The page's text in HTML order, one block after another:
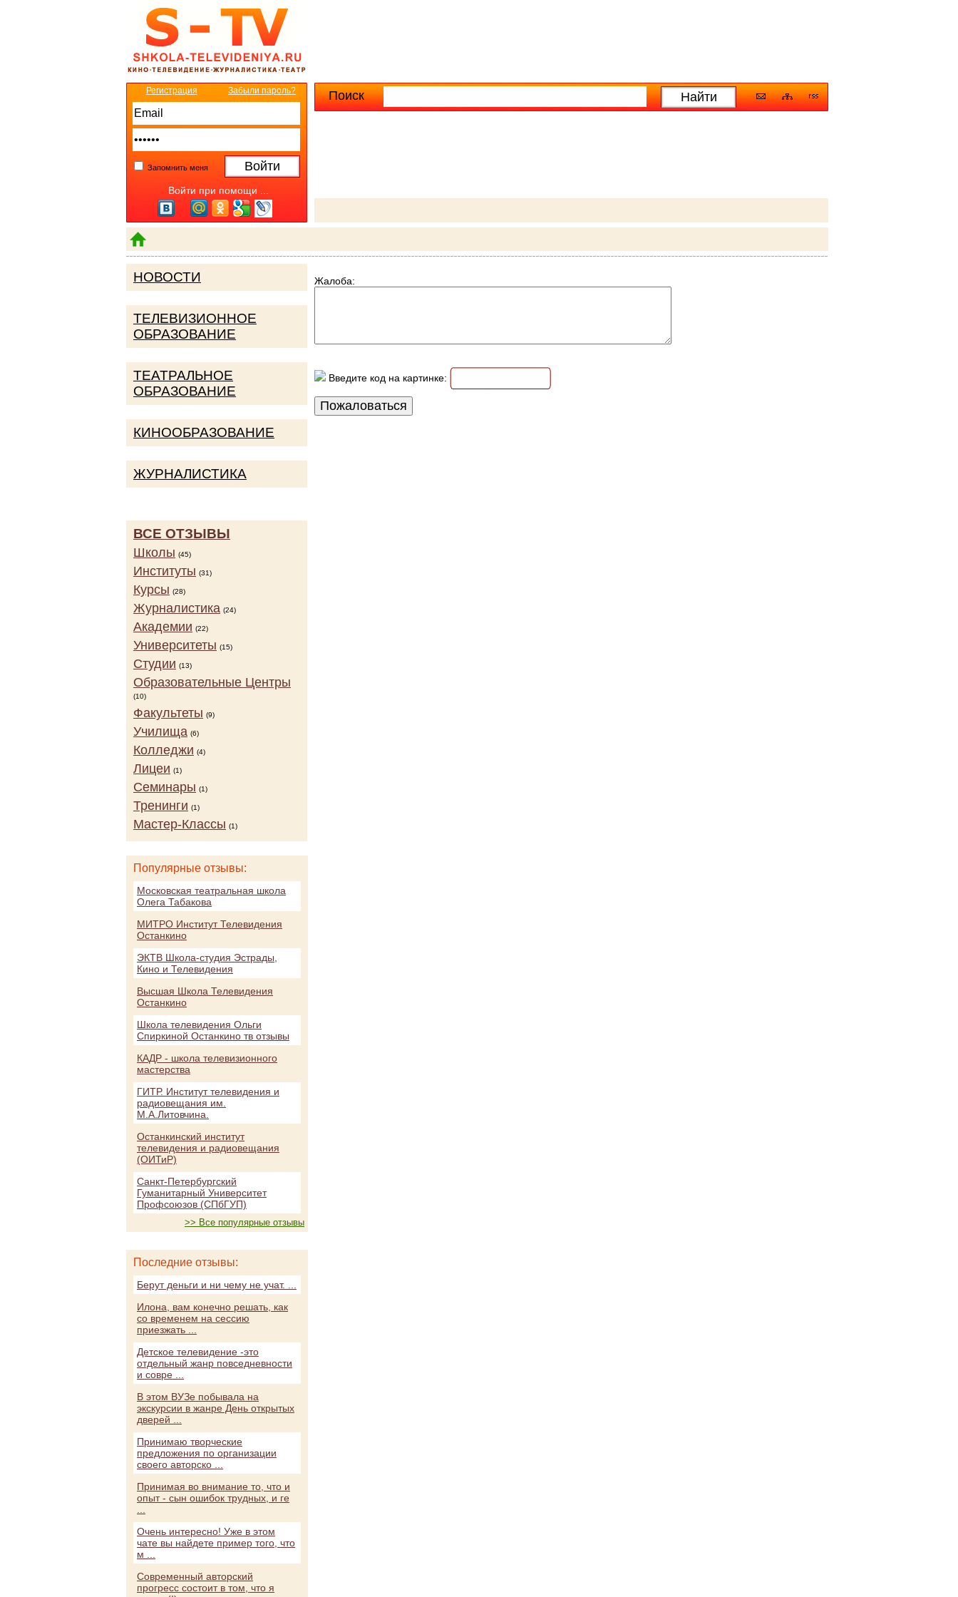
Поиск
Расширенный поиск
Регистрация Забыли пароль?
Запомнить меня
Войти при помощи ...
Жалоба:
Введите код на картинке:
НОВОСТИ
ТЕЛЕВИЗИОННОЕ
ОБРАЗОВАНИЕ
ТЕАТРАЛЬНОЕ
ОБРАЗОВАНИЕ
КИНООБРАЗОВАНИЕ
ЖУРНАЛИСТИКА
ВСЕ ОТЗЫВЫ
Школы (45)
Институты (31)
Курсы (28)
Журналистика (24)
Академии (22)
Университеты (15)
Студии (13)
Образовательные Центры
(10)
Факультеты (9)
Училища (6)
Колледжи (4)
Лицеи (1)
Семинары (1)
Тренинги (1)
Мастер-Классы (1)
Популярные отзывы:
Московская театральная школа
Олега Табакова
МИТРО Институт Телевидения
Останкино
ЭКТВ Школа-студия Эстрады,
Кино и Телевидения
Высшая Школа Телевидения
Останкино
Школа телевидения Ольги
Спиркиной Останкино тв отзывы
КАДР - школа телевизионного
мастерства
ГИТР. Институт телевидения и
радиовещания им.
М.А.Литовчина.
Останкинский институт
телевидения и радиовещания
(ОИТиР)
Санкт-Петербургский
Гуманитарный Университет
Профсоюзов (СПбГУП)
>> Все популярные отзывы
Последние отзывы:
Берут деньги и ни чему не учат. ...
Илона, вам конечно решать, как
со временем на сессию
приезжать ...
Детское телевидение -это
отдельный жанр повседневности
и совре ...
В этом ВУЗе побывала на
экскурсии в жанре День открытых
дверей ...
Принимаю творческие
предложения по организации
своего авторско ...
Принимая во внимание то, что и
опыт - сын ошибок трудных, и ге
Очень интересно! Уже в этом
чате вы найдете пример того, что
м ...
Современный авторский
прогресс состоит в том, что я